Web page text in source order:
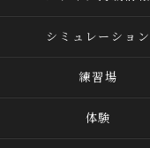
シミュレーション
練習場
体験